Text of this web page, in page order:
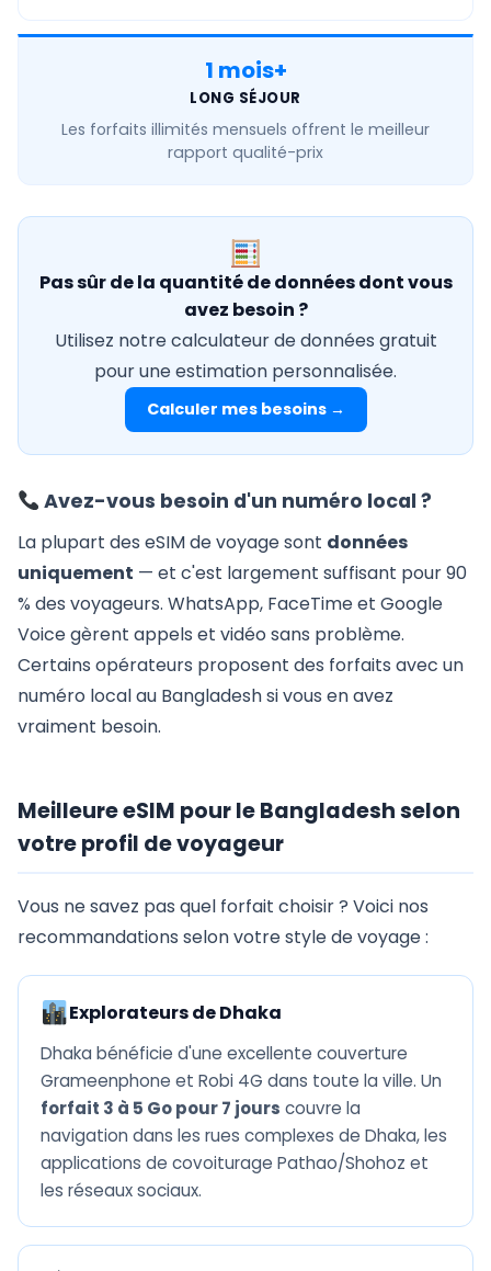
1 mois+
LONG SÉJOUR
Les forfaits illimités mensuels offrent le meilleur
rapport qualité-prix
Pas sûr de la quantité de données dont vous
avez besoin ?
Utilisez notre calculateur de données gratuit
pour une estimation personnalisée.
Calculer mes besoins →
Avez-vous besoin d'un numéro local ?
La plupart des eSIM de voyage sont données
uniquement — et c'est largement suffisant pour 90
% des voyageurs. WhatsApp, FaceTime et Google
Voice gèrent appels et vidéo sans problème.
Certains opérateurs proposent des forfaits avec un
numéro local au Bangladesh si vous en avez
vraiment besoin.
Meilleure eSIM pour le Bangladesh selon
votre profil de voyageur
Vous ne savez pas quel forfait choisir ? Voici nos
recommandations selon votre style de voyage :
Explorateurs de Dhaka
Dhaka bénéficie d'une excellente couverture
Grameenphone et Robi 4G dans toute la ville. Un
forfait 3 à 5 Go pour 7 jours couvre la
navigation dans les rues complexes de Dhaka, les
applications de covoiturage Pathao/Shohoz et
les réseaux sociaux.